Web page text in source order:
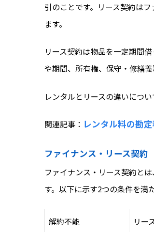
引のことです。リース契約は
ます。
リース契約は物品を一定期間
や期間、所有権、保守・修繕
レンタルとリースの違いにつ
関連記事： レンタル料の勘
ファイナンス・リース契約
ファイナンス・リース契約と
す。以下に示す2つの条件を満
解約不能 リー